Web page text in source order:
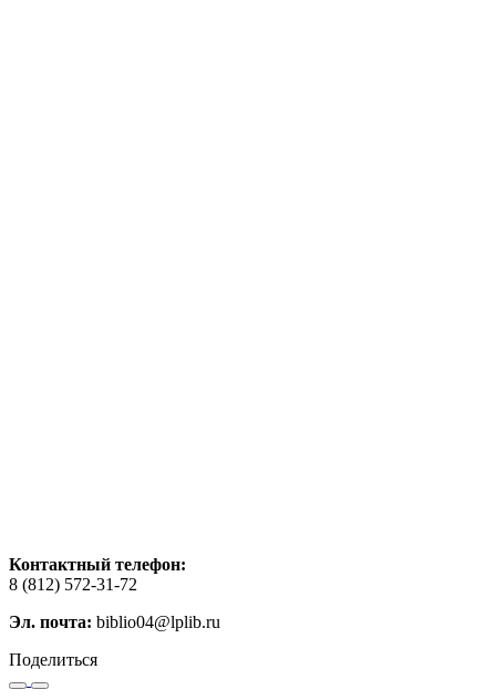
Контактный телефон:
8 (812) 572-31-72
Эл. почта: biblio04@lplib.ru
Поделиться